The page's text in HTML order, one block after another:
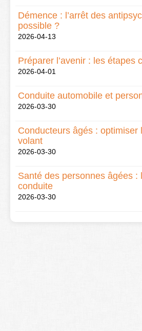
Démence : l’arrêt des
possible ?
2026-04-13
Préparer l’avenir : les étapes
2026-04-01
Conduite automobile et
2026-03-30
Conducteurs âgés : optimiser
volant
2026-03-30
Santé des personnes âgées :
conduite
2026-03-30